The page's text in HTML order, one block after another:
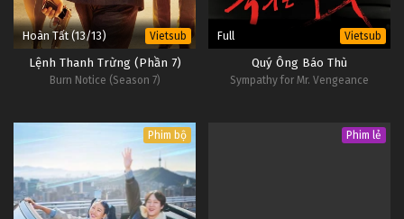
Hoàn Tất (13/13) Vietsub
Lệnh Thanh Trừng (Phần 7)
Burn Notice (Season 7)
Full Vietsub
Quý Ông Báo Thù
Sympathy for Mr. Vengeance
Phim bộ Phim lẻ